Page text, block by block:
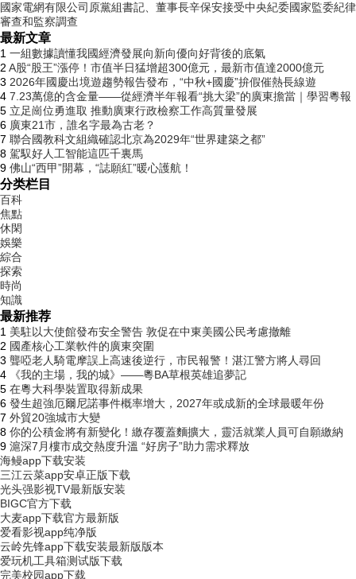
國家電網有限公司原黨組書記、董事長辛保安接受中央紀委國家監委紀律
審查和監察調查
最新文章
1 一組數據讀懂我國經濟發展向新向優向好背後的底氣
2 A股“股王”漲停！市值半日猛增超300億元，最新市值達2000億元
3 2026年國慶出境遊趨勢報告發布，“中秋+國慶”拚假催熱長線遊
4 7.23萬億的含金量——從經濟半年報看“挑大梁”的廣東擔當｜學習粵報
5 立足崗位勇進取 推動廣東行政檢察工作高質量發展
6 廣東21市，誰名字最為古老？
7 聯合國教科文組織確認北京為2029年“世界建築之都”
8 駕馭好人工智能這匹千裏馬
9 佛山“西甲”開幕，“誌願紅”暖心護航！
分类栏目
百科
焦點
休閑
娛樂
綜合
探索
時尚
知識
最新推荐
1 美駐以大使館發布安全警告 敦促在中東美國公民考慮撤離
2 國產核心工業軟件的廣東突圍
3 聾啞老人騎電摩誤上高速後逆行，市民報警！湛江警方將人尋回
4
《我的主場，我的城》——粵BA草根英雄追夢記
5 在粵大科學裝置取得新成果
6 發生超強厄爾尼諾事件概率增大，2027年或成新的全球最暖年份
7 外貿20強城市大變
8 你的公積金將有新變化！繳存覆蓋麵擴大，靈活就業人員可自願繳納
9 滬深7月樓市成交熱度升溫 “好房子”助力需求釋放
海鳗app下载安装
三江云菜app安卓正版下载
光头强影视TV最新版安装
BIGC官方下载
大麦app下载官方最新版
爱看影视app纯净版
云岭先锋app下载安装最新版版本
爱玩机工具箱测试版下载
完美校园app下载